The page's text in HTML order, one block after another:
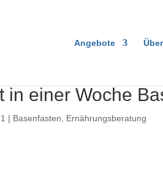
Angebote
in einer Woche
| Basenfasten Ernährungsberatung